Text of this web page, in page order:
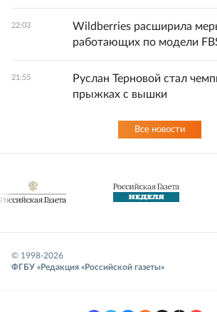
22:03
Wildberries расширила
работающих по модели
21:55
Руслан Терновой стал
прыжках с вышки
Все новости
© 1998-2026
ФГБУ «Редакция «Российской газеты»